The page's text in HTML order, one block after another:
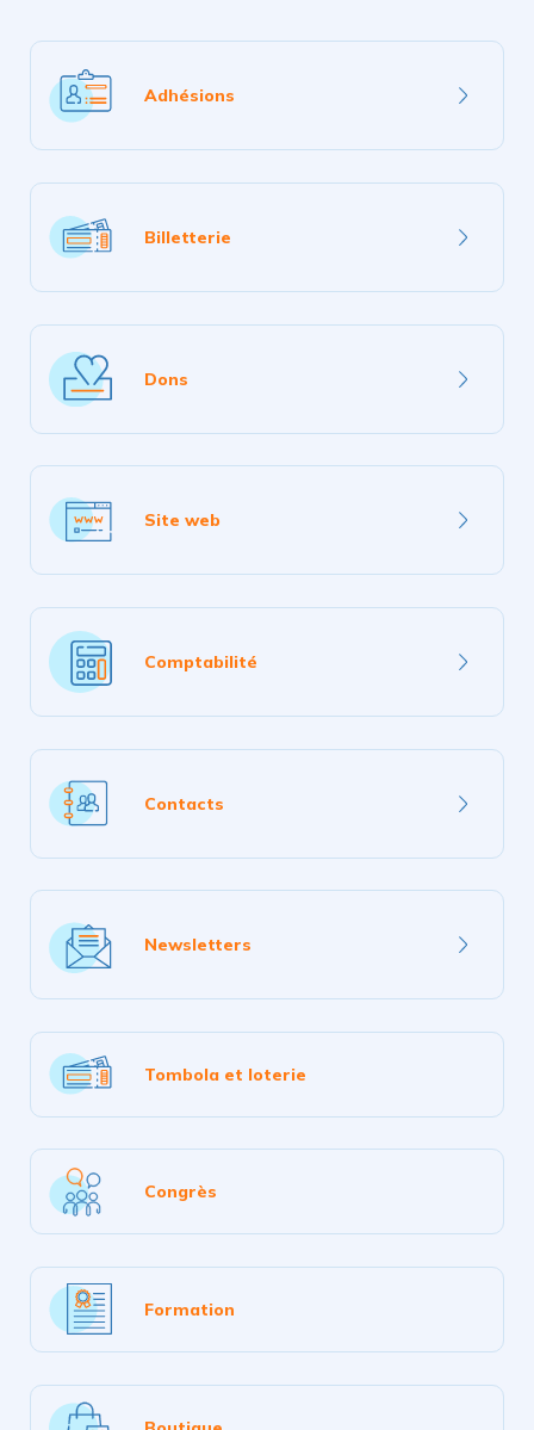
Adhésions
savoir
Billetterie
savoir
Dons
savoir
Site web
savoir
Comptabilité
savoir
Contacts
savoir
Newsletters
savoir
Tombola et loterie
Congrès
Formation